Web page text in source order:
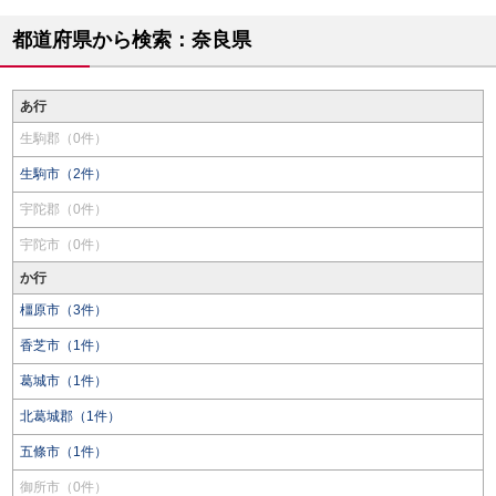
都道府県から検索：奈良県
あ行
生駒郡（0件）
生駒市（2件）
宇陀郡（0件）
宇陀市（0件）
か行
橿原市（3件）
香芝市（1件）
葛城市（1件）
北葛城郡（1件）
五條市（1件）
御所市（0件）